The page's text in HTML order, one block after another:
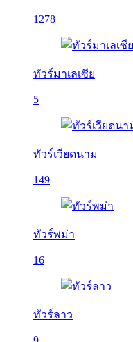
1278
ทัวร์มาเลเซีย
5
ทัวร์เวียดนาม
149
ทัวร์พม่า
16
ทัวร์ลาว